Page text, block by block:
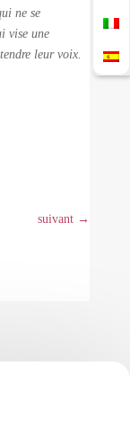
ne se
vise une
leur voix.
suivant →